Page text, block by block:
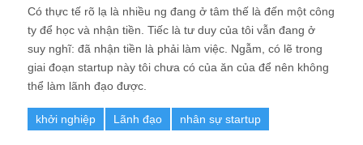
Có thực tế rõ lạ là nhiều ng đang ở tâm thế là đến một công
ty để học và nhận tiền. Tiếc là tư duy của tôi vẫn đang ở
suy nghĩ: đã nhận tiền là phải làm việc. Ngẫm, có lẽ trong
giai đoạn startup này tôi chưa có của ăn của để nên không
thể làm lãnh đạo được.
khởi nghiệp Lãnh đạo nhân sự startup